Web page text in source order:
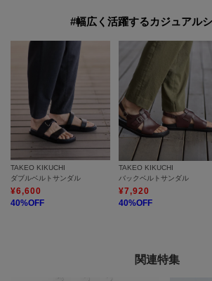
#幅広く活躍するカジュアル
TAKEO KIKUCHI
ダブルベルトサンダル
¥6,600
40%OFF
TAKEO KIKUCHI
バックベルトサンダル
¥7,920
40%OFF
関連特集